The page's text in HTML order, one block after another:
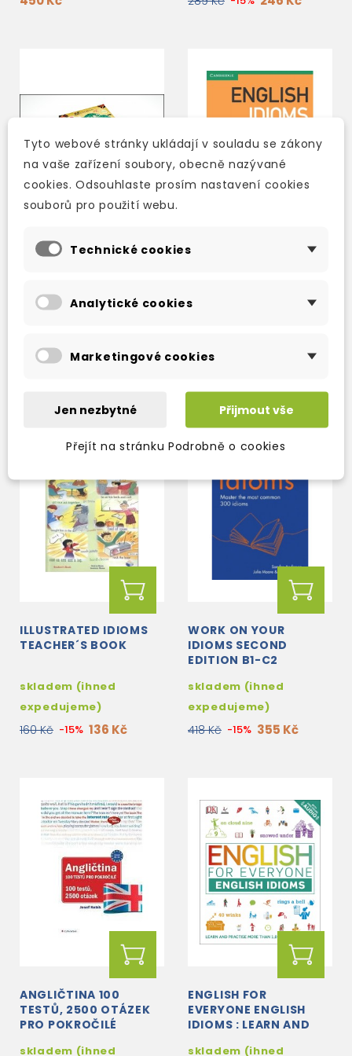
CONVERSATION
289 Kč -15% 246 Kč
ANSWERS
850 Kč
ILLUSTRATED IDIOMS
TEACHER´S BOOK
skladem (ihned
expedujeme)
160 Kč -15% 136 Kč
WORK ON YOUR
IDIOMS SECOND
EDITION B1-C2
skladem (ihned
expedujeme)
418 Kč -15% 355 Kč
ANGLIČTINA 100
TESTŮ, 2500 OTÁZEK
PRO POKROČILÉ
skladem (ihned
ENGLISH FOR
EVERYONE ENGLISH
IDIOMS : LEARN AND
skladem (ihned
Tyto webové stránky ukládají v souladu se zákony
na vaše zařízení soubory, obecně nazývané
cookies. Odsouhlaste prosím nastavení cookies
souborů pro použití webu.
Technické cookies
Analytické cookies
Marketingové cookies
Jen nezbytné Přijmout vše
Přejít na stránku Podrobně o cookies